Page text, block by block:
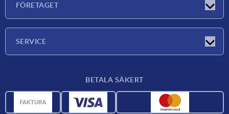
FÖRETAGET
SERVICE
CAD-data
BETALA SÄKERT